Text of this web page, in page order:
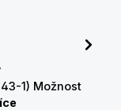
1) Možnost